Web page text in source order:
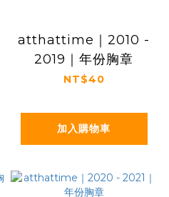
atthattime｜2010 -
2019｜年份胸章
NT$40
加入購物車